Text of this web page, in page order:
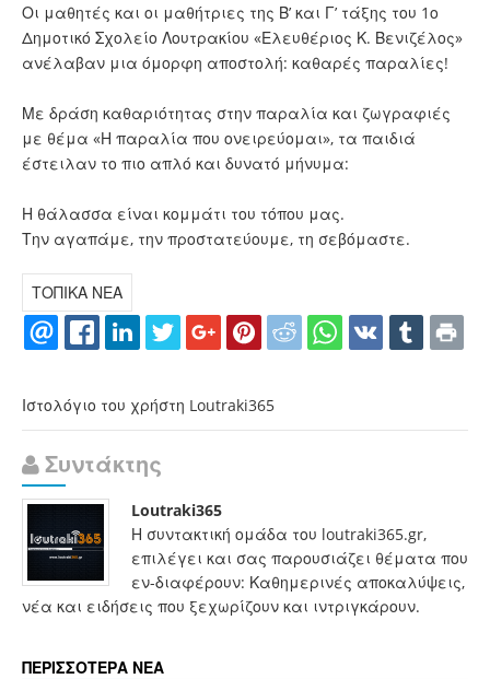
Οι μαθητές και οι μαθήτριες της Β’ και Γ’ τάξης του 1ο
Δημοτικό Σχολείο Λουτρακίου «Ελευθέριος Κ. Βενιζέλος»
ανέλαβαν μια όμορφη αποστολή: καθαρές παραλίες!
Με δράση καθαριότητας στην παραλία και ζωγραφιές
με θέμα «Η παραλία που ονειρεύομαι», τα παιδιά
έστειλαν το πιο απλό και δυνατό μήνυμα:
Η θάλασσα είναι κομμάτι του τόπου μας.
Την αγαπάμε, την προστατεύουμε, τη σεβόμαστε.
ΤΟΠΙΚΑ ΝΕΑ
Ιστολόγιο του χρήστη Loutraki365
Συντάκτης
Loutraki365
Η συντακτική ομάδα του loutraki365.gr,
επιλέγει και σας παρουσιάζει θέματα που
εν-διαφέρουν: Καθημερινές αποκαλύψεις,
νέα και ειδήσεις που ξεχωρίζουν και ιντριγκάρουν.
ΠΕΡΙΣΣΟΤΕΡΑ ΝΕΑ